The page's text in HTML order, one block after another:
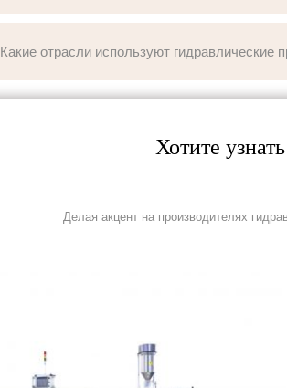
Какие отрасли используют гидравлические
Хотите
Делая акцент на производителях